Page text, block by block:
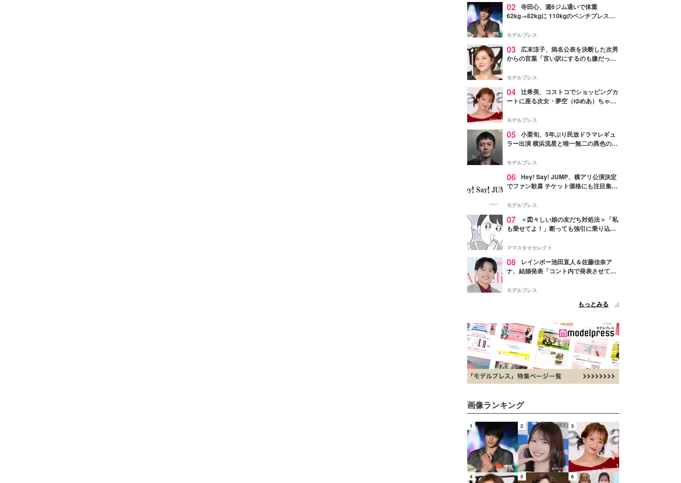
02 寺田心、週6ジム通いで体重
62kg→82kgに 110kgのベンチプレス持
「かっこいい」と反響
モデルプレス
03
広末涼子、病名公表を決断した次男
からの言葉「言い訳にするのも嫌だっ
モデルプレス
04 辻希美、コストコでショッピングカ
ートに座る次女・夢空（ゆめあ）ちゃん
ぎ」「成長を感じる」の声
モデルプレス
05 小栗旬、5年ぶり民放ドラマレギュ
ラー出演 横浜流星と唯一無二の異色のバ
モデルプレス
06 Hey! Say! JUMP、横アリ公演決定
でファン歓喜 チケット価格にも注目集ま
モデルプレス
07
＜図々しい娘の友だち対処法＞「私
も乗せてよ！」断っても強引に乗り込ん
ママスタ☆セレクト
08
レインボー池田直人＆佐藤佳奈ア
ナ、結婚発表「コント内で発表させてい
点変更のため
モデルプレス
もっとみる
画像ランキング
1 2 3
4 5 6